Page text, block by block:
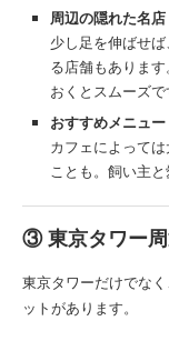
周辺の隠れた名店
少し足を伸ばせ
る店舗もありま
おくとスムーズで
おすすめメニュー
カフェによって
ことも。飼い主
③東京タワー
東京タワーだけでな
ットがあります。